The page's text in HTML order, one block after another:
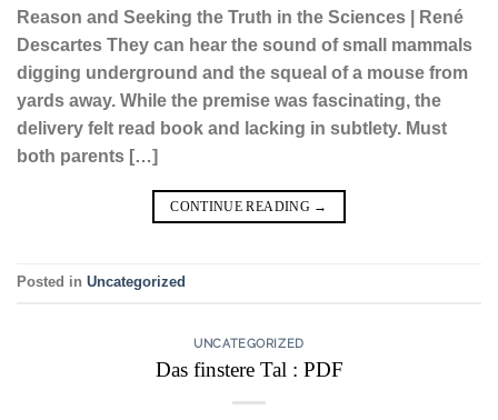
Reason and Seeking the Truth in the Sciences | René
Descartes They can hear the sound of small mammals
digging underground and the squeal of a mouse from
yards away. While the premise was fascinating, the
delivery felt read book and lacking in subtlety. Must
both parents […]
CONTINUE READING →
Posted in Uncategorized
UNCATEGORIZED
Das finstere Tal : PDF